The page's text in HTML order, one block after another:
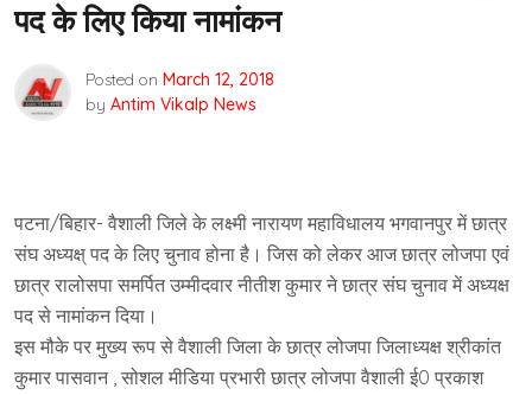
पद के लिए किया नामांकन
Posted on March 12, 2018
by Antim Vikalp News
पटना/बिहार- वैशाली जिले के लक्ष्मी नारायण महाविधालय भगवानपुर में छात्र
संघ अध्यक्ष् पद के लिए चुनाव होना है। जिस को लेकर आज छात्र लोजपा एवं
छात्र रालोसपा समर्पित उम्मीदवार नीतीश कुमार ने छात्र संघ चुनाव में अध्यक्ष
पद से नामांकन दिया।
इस मौके पर मुख्य रूप से वैशाली जिला के छात्र लोजपा जिलाध्यक्ष श्रीकांत
कुमार पासवान , सोशल मीडिया प्रभारी छात्र लोजपा वैशाली ई0 प्रकाश